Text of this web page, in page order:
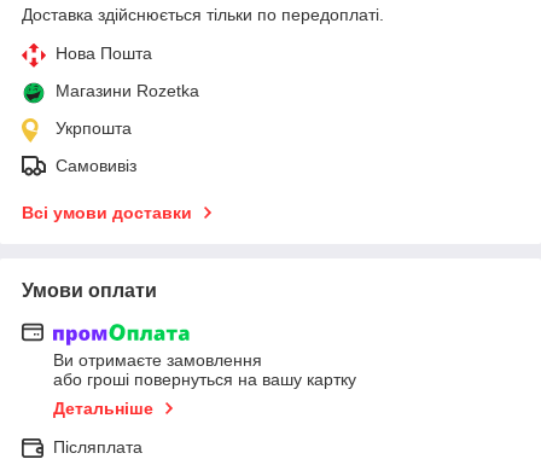
Доставка здійснюється тільки по передоплаті.
Нова Пошта
Магазини Rozetka
Укрпошта
Самовивіз
Всі умови доставки
Умови оплати
Ви отримаєте замовлення
або гроші повернуться на вашу картку
Детальніше
Післяплата